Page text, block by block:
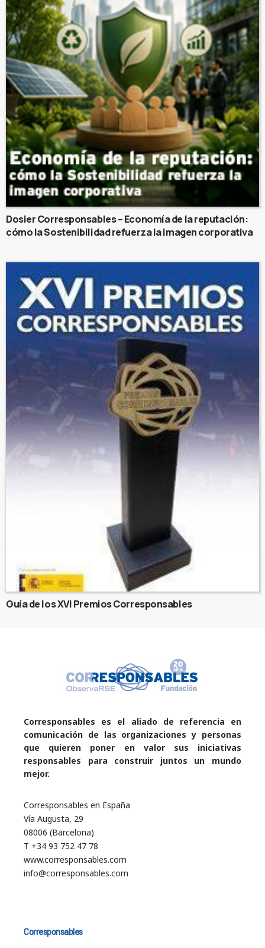
Dosier Corresponsables – Economía de la reputación:
cómo la Sostenibilidad refuerza la imagen corporativa
Guía de los XVI Premios Corresponsables
Corresponsables es el aliado de referencia en
comunicación de las organizaciones y personas
que quieren poner en valor sus iniciativas
responsables para construir juntos un mundo
mejor.
Corresponsables en España
Vía Augusta, 29
08006 (Barcelona)
T +34 93 752 47 78
www.corresponsables.com
info@corresponsables.com
Corresponsables